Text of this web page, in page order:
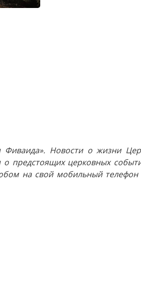
Фиваида». Новости о жизни
о предстоящих церковных
на свой мобильный телефон